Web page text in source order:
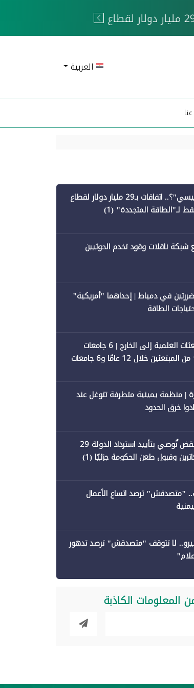
العربية
أين ذهبت قروض "عهد السيسي"؟.. اتفاقات بـ29 مليار دولار لقطاع
ناقلات وقود تخدم الحوثيين
في دمياط | إحداهما "أمريكية"
الطاقة
"متصدقش" تحلل بيانات البعثات العلمية إلى الخارج | 6 جامعات
حكومية تستحوذ على 53% من المبتعثين خلال 12 عامًا و6 جامعات
| منظمة يمينية متطرفة تتوغل عند
خرق الحدود
"متصدقش" تنفرد | نيابة النقض تُوصي بتأييد استرداد الدولة 29
وقبول طعن الحكومة جزئيًا (1)
"متصدقش" ترصد اتساع الأعمال
لا تتوقف "متصدقش" ترصد تدهور
الكاذبة